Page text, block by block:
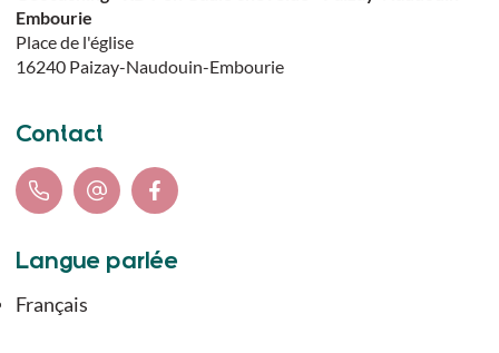
Embourie
Place de l'église
16240 Paizay-Naudouin-Embourie
Contact
Langue parlée
Français